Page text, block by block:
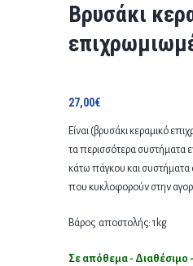
Βρυσάκι
27,00€
Είναι (βρυσάκι κεραμικό
τα περισσότερα συστήματα
κάτω πάγκου και
που κυκλοφορούν στην
Βάρος αποστολής: 1kg
Σε απόθεμα -